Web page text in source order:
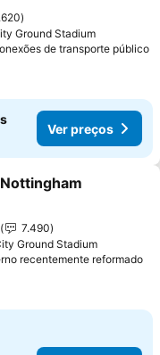
Ground Stadium
de transporte público
Ver preços
aos favoritos
7.490
Ground Stadium
recentemente reformado